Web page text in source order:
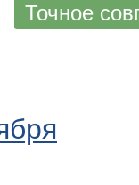
Точное